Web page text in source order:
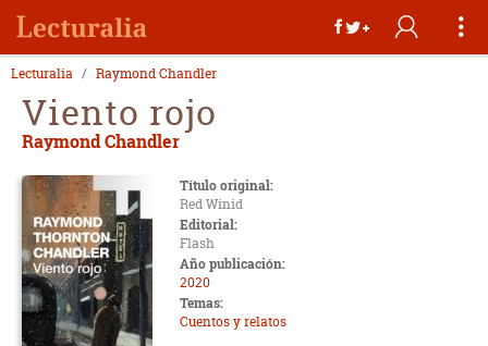
Lecturalia Raymond Chandler
Viento rojo
Raymond Chandler
Título original:
Red Winid
Editorial:
Flash
Año publicación:
2020
Temas:
Cuentos y relatos